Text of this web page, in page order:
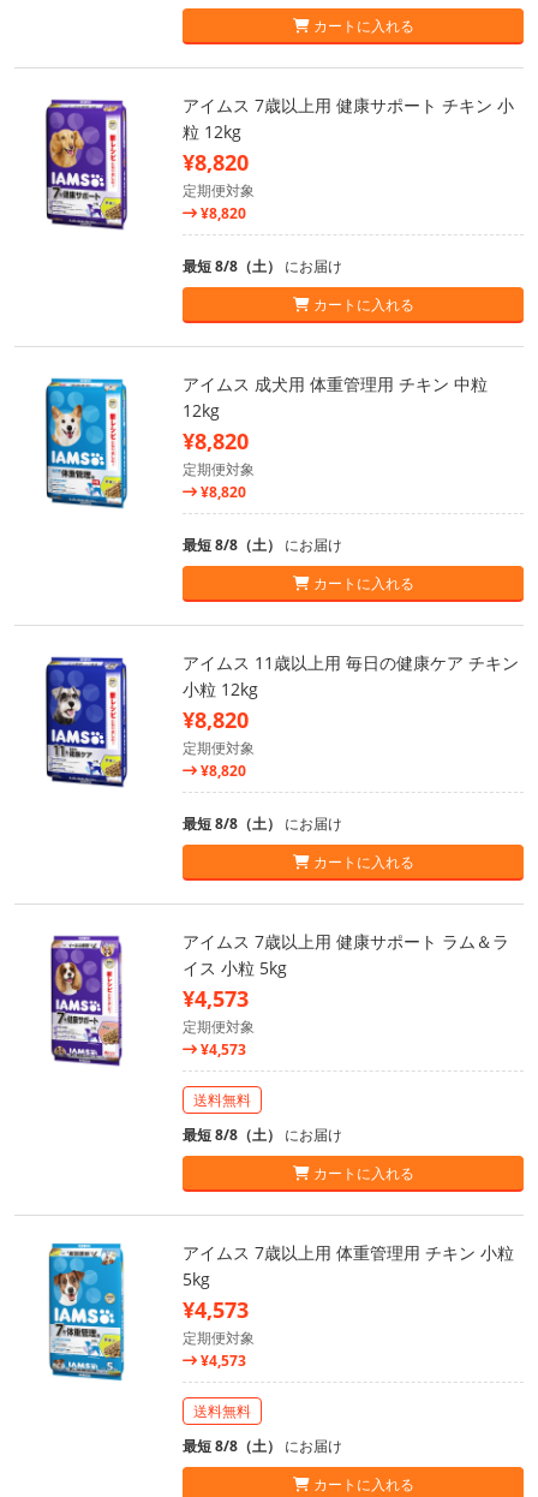
カートに入れる
アイムス 7歳以上用 健康サポート チキン 小
粒 12kg
¥8,820
定期便対象
¥8,820
最短 8/8（土） にお届け
カートに入れる
アイムス 成犬用 体重管理用 チキン 中粒
12kg
¥8,820
定期便対象
¥8,820
最短 8/8（土） にお届け
カートに入れる
アイムス 11歳以上用 毎日の健康ケア チキン
小粒 12kg
¥8,820
定期便対象
¥8,820
最短 8/8（土） にお届け
カートに入れる
アイムス 7歳以上用 健康サポート ラム＆ラ
イス 小粒 5kg
¥4,573
定期便対象
¥4,573
送料無料
最短 8/8（土） にお届け
カートに入れる
アイムス 7歳以上用 体重管理用 チキン 小粒
5kg
¥4,573
定期便対象
¥4,573
送料無料
最短 8/8（土） にお届け
カートに入れる